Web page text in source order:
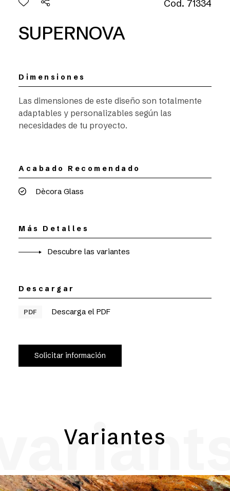
Cod. 71334
SUPERNOVA
Dimensiones
Las dimensiones de este diseño son totalmente
adaptables y personalizables según las
necesidades de tu proyecto.
Acabado Recomendado
Dècora Glass
Más Detalles
Descubre las variantes
Descargar
PDF Descarga el PDF
Solicitar información
Variantes